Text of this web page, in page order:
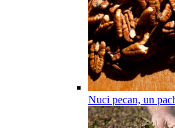
Nuci pecan, un